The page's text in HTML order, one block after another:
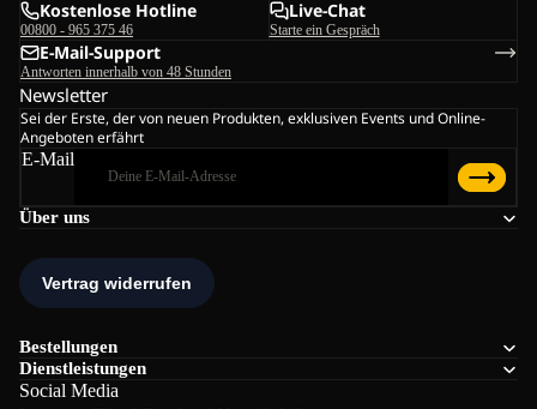
Über uns
Bestellungen
Dienstleistungen
Social Media
Kostenlose Hotline
00800 - 965 375 46
Live-Chat
Starte ein Gespräch
E-Mail-Support
Antworten innerhalb von 48 Stunden
Newsletter
Sei der Erste, der von neuen Produkten, exklusiven Events und Online-
Angeboten erfährt
E-Mail